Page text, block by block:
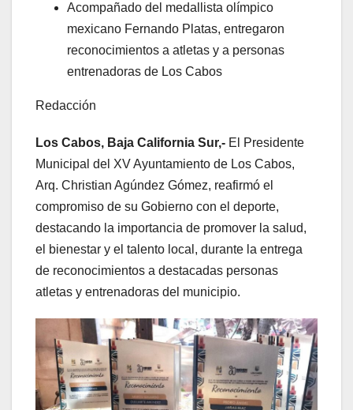
Acompañado del medallista olímpico
mexicano Fernando Platas, entregaron
reconocimientos a atletas y a personas
entrenadoras de Los Cabos
Redacción
Los Cabos, Baja California Sur,- El Presidente
Municipal del XV Ayuntamiento de Los Cabos,
Arq. Christian Agúndez Gómez, reafirmó el
compromiso de su Gobierno con el deporte,
destacando la importancia de promover la salud,
el bienestar y el talento local, durante la entrega
de reconocimientos a destacadas personas
atletas y entrenadoras del municipio.